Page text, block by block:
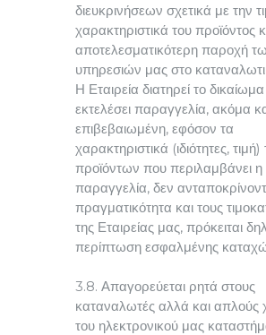
διευκρινήσεων σχετικά με την
χαρακτηριστικά του προϊόντος
αποτελεσματικότερη παροχή
υπηρεσιών μας στο
Η Εταιρεία διατηρεί το
εκτελέσει παραγγελία, ακόμα
επιβεβαιωμένη, εφόσον τα
χαρακτηριστικά (ιδιότητες,
προϊόντων που περιλαμβάνει η
παραγγελία, δεν
πραγματικότητα και τους
της Εταιρείας μας, πρόκειται
περίπτωση εσφαλμένης
3.8. Απαγορεύεται ρητά στους
καταναλωτές αλλά και απλούς
του ηλεκτρονικού μας